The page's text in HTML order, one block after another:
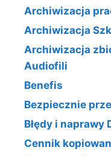
Archiwizacja
Archiwizacja
Archiwizacja
Audiofili
Benefis
Bezpiecznie
Błędy i naprawy
Cennik